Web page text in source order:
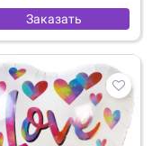
Заказать